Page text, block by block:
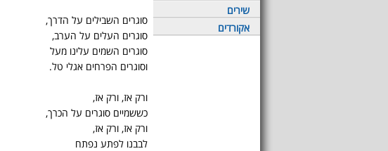
שירים
אקורדים
סוגרים השבילים על הדרך,
סוגרים העלים על הערב,
סוגרים השמים עלינו מעל
וסוגרים הפרחים אגלי טל.
ורק אז, ורק אז,
כששמיים סוגרים על הכרך,
ורק אז, ורק אז,
לבבנו לפתע נפתח